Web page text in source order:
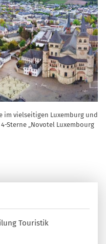
im vielseitigen Luxemburg und
Sterne „Novotel Luxembourg
Touristik